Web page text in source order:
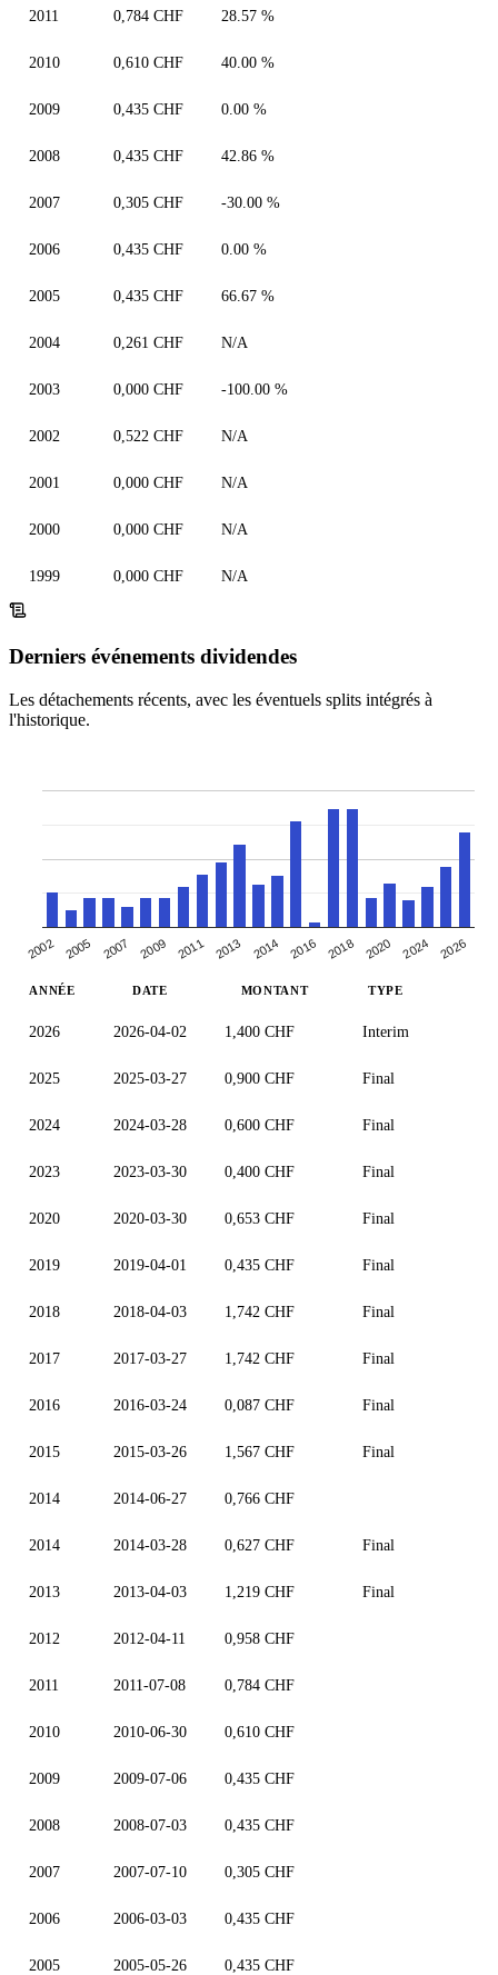
2011 0,784 CHF 28.57 %
2010 0,610 CHF 40.00 %
2009 0,435 CHF 0.00 %
2008 0,435 CHF 42.86 %
2007 0,305 CHF -30.00 %
2006 0,435 CHF 0.00 %
2005 0,435 CHF 66.67 %
2004 0,261 CHF N/A
2003 0,000 CHF -100.00 %
2002 0,522 CHF N/A
2001 0,000 CHF N/A
2000 0,000 CHF N/A
1999 0,000 CHF N/A
Derniers événements dividendes
Les détachements récents, avec les éventuels splits intégrés à
l'historique.
2002 2005 2007 2009 2011 2013 2014 2016 2018 2020 2024 2026
ANNÉE DATE MONTANT TYPE
2026 2026-04-02 1,400 CHF Interim
2025 2025-03-27 0,900 CHF Final
2024 2024-03-28 0,600 CHF Final
2023 2023-03-30 0,400 CHF Final
2020 2020-03-30 0,653 CHF Final
2019 2019-04-01 0,435 CHF Final
2018 2018-04-03 1,742 CHF Final
2017 2017-03-27 1,742 CHF Final
2016 2016-03-24 0,087 CHF Final
2015 2015-03-26 1,567 CHF Final
2014 2014-06-27 0,766 CHF
2014 2014-03-28 0,627 CHF Final
2013 2013-04-03 1,219 CHF Final
2012 2012-04-11 0,958 CHF
2011 2011-07-08 0,784 CHF
2010 2010-06-30 0,610 CHF
2009 2009-07-06 0,435 CHF
2008 2008-07-03 0,435 CHF
2007 2007-07-10 0,305 CHF
2006 2006-03-03 0,435 CHF
2005 2005-05-26 0,435 CHF